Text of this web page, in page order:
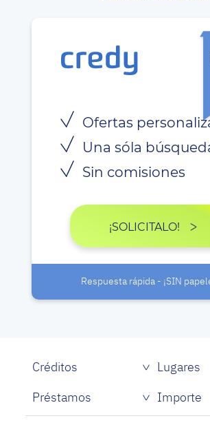
Ofertas
Una sóla
Sin comisiones
¡SOLICITALO!
Respuesta rápida - ¡SIN
Créditos
Lugares
Préstamos
Importe